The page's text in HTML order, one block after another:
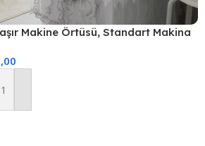
Makine Örtüsü, Standart Makina
Ekle